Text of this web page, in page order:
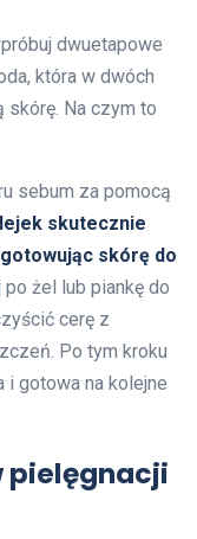
dwuetapowe
która w dwóch
skórę. Na czym to
sebum za pomocą
skutecznie
skórę do
żel lub piankę do
cerę z
Po tym kroku
gotowa na kolejne
pielęgnacji